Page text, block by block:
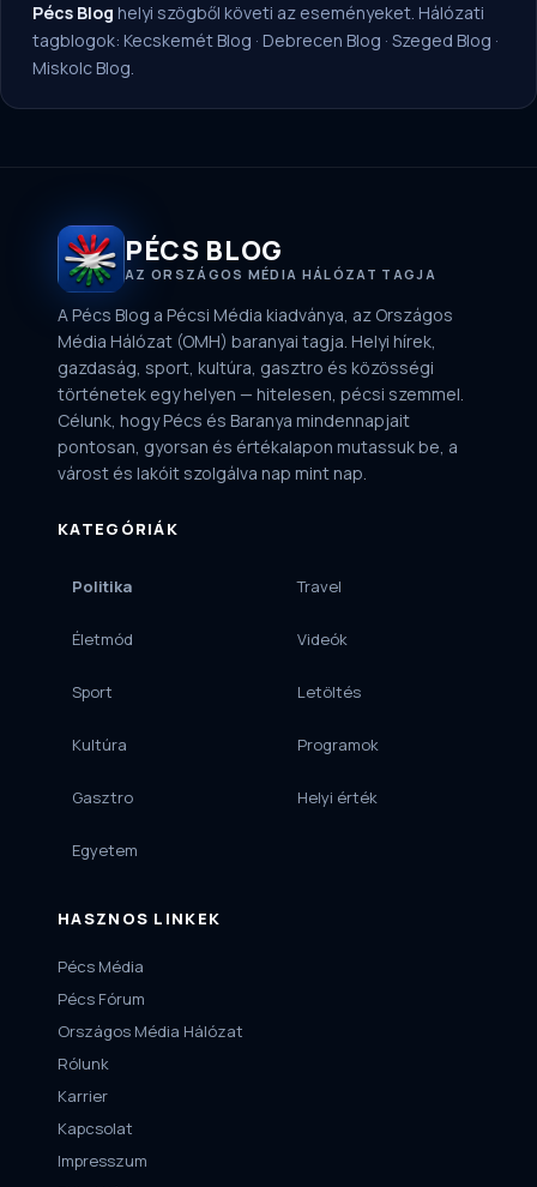
Pécs Blog helyi szögből követi az eseményeket. Hálózati
tagblogok: Kecskemét Blog · Debrecen Blog · Szeged Blog ·
Miskolc Blog.
PÉCS BLOG
AZ ORSZÁGOS MÉDIA HÁLÓZAT TAGJA
A Pécs Blog a Pécsi Média kiadványa, az Országos
Média Hálózat (OMH) baranyai tagja. Helyi hírek,
gazdaság, sport, kultúra, gasztro és közösségi
történetek egy helyen — hitelesen, pécsi szemmel.
Célunk, hogy Pécs és Baranya mindennapjait
pontosan, gyorsan és értékalapon mutassuk be, a
várost és lakóit szolgálva nap mint nap.
KATEGÓRIÁK
Politika
Életmód
Sport
Kultúra
Gasztro
Egyetem
Travel
Videók
Letöltés
Programok
Helyi érték
HASZNOS LINKEK
Pécs Média
Pécs Fórum
Országos Média Hálózat
Rólunk
Karrier
Kapcsolat
Impresszum